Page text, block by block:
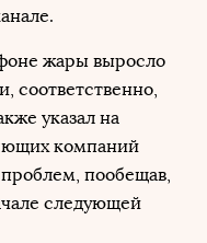
жары выросло
соответственно,
указал на
компаний
пообещав,
следующей